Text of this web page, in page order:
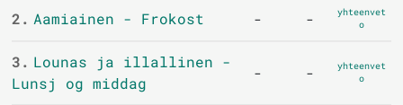
2. Aamiainen - Frokost - -
yhteenvet
o
3. Lounas ja illallinen -
Lunsj og middag
- -
yhteenvet
o